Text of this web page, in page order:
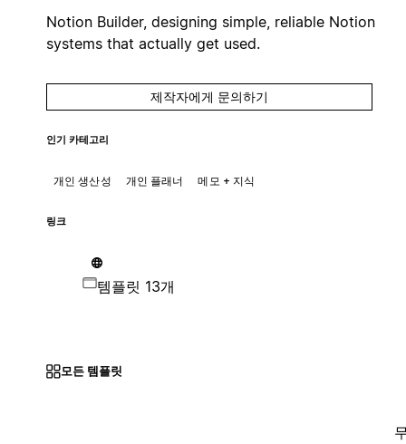
Notion Builder, designing simple, reliable Notion
systems that actually get used.
제작자에게 문의하기
인기 카테고리
개인 생산성 개인 플래너 메모 + 지식
링크
템플릿 13개
모든 템플릿